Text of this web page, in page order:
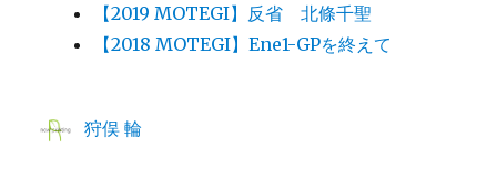
【2019 MOTEGI】反省 北條千聖
【2018 MOTEGI】Ene1-GPを終えて
狩俣 輪